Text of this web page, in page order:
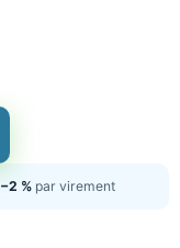
−2 % par virement